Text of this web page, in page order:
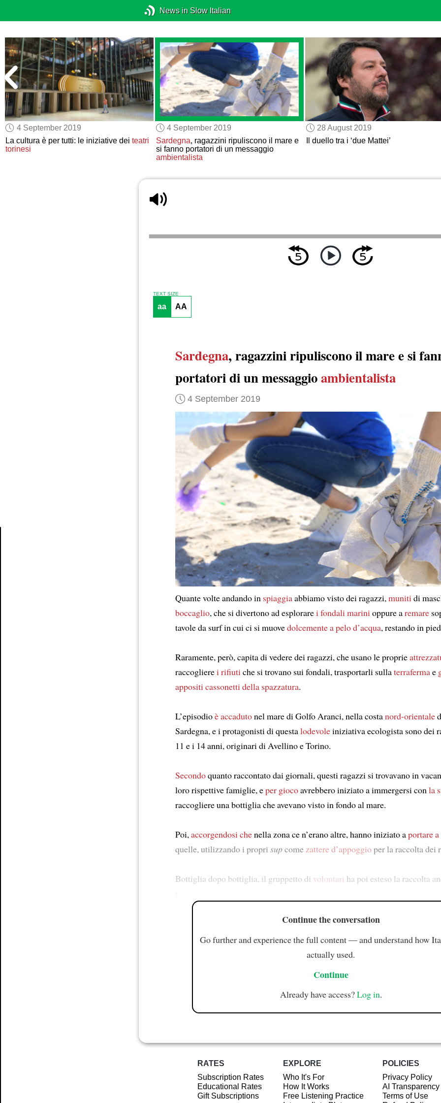
News in Slow Italian
4 September 2019
La cultura è per tutti: le iniziative deiteatri
torinesi
4 September 2019
Sardegna, ragazzini ripuliscono il mare e
si fanno portatori di un messaggio
ambientalista
28 August 2019
Il duello tra i ‘due Mattei’
TEXT SIZE
aa AA
Sardegna, ragazzini ripuliscono il mare e si
portatori di un messaggioambientalista
4 September 2019
Quante volte andando in spiaggiaabbiamo visto dei ragazzi, muniti di
boccaglio, che si divertono ad esplorarei fondali marini oppure aremare
tavole da surf in cui ci si muovedolcementea pelo d’acqua, restando in
Raramente, però, capita di vedere dei ragazzi, che usano le proprie
raccoglierei rifiuti che si trovano sui fondali, trasportarli sullaterrafermae
appositi cassonetti della spazzatura.
L’episodioè accadutonel mare di Golfo Aranci, nella costanord-orientale
Sardegna, e i protagonisti di questalodevoleiniziativa ecologista sono dei
11 e i 14 anni, originari di Avellino e Torino.
Secondoquanto raccontato dai giornali, questi ragazzi si trovavano in
loro rispettive famiglie, eper giocoavrebbero iniziato a immergersi con la
raccogliere una bottiglia che avevano visto in fondo al mare.
Poi, accorgendosi chenella zona ce n’erano altre, hanno iniziato aportare
quelle, utilizzando i propri supcome zattere d’appoggioper la raccolta dei
Bottiglia dopo bottiglia, il gruppetto di volontari ha poi esteso la raccolta
Continue the conversation
Go further and experience the full content — and understand how
actually used.
Continue
Already have access?Log in.
RATES
Subscription Rates
Educational Rates
Gift Subscriptions
EXPLORE
Who It's For
How It Works
Free Listening Practice
POLICIES
Privacy Policy
AI
Terms of Use